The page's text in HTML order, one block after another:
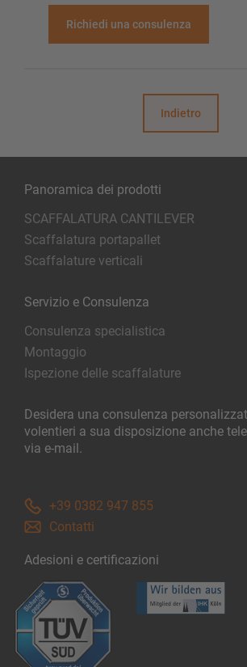
Richiedi una consulenza
Indietro
Panoramica dei prodotti
SCAFFALATURA CANTILEVER
Scaffalatura portapallet
Scaffalature verticali
Servizio e Consulenza
Consulenza specialistica
Montaggio
Ispezione delle scaffalature
Desidera una consulenza
volentieri a sua disposizione anche
via e-mail.
+39 0382 947 855
Contatti
Adesioni e certificazioni